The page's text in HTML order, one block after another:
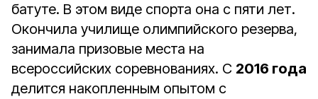
батуте. В этом виде спорта она с пяти лет.
Окончила училище олимпийского резерва,
занимала призовые места на
всероссийских соревнованиях. С 2016 года
делится накопленным опытом с